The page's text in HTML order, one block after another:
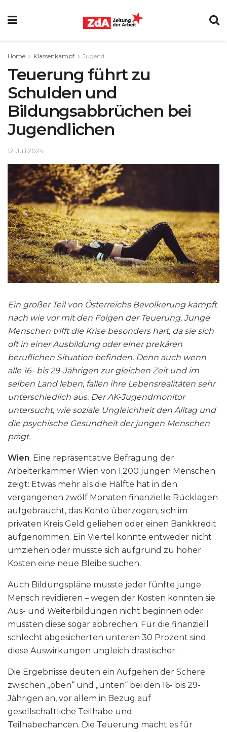
Home Klassenkampf Jugend
Teuerung führt zu
Schulden und
Bildungsabbrüchen bei
Jugendlichen
12. Juli 2024
Ein großer Teil von Österreichs Bevölkerung kämpft
nach wie vor mit den Folgen der Teuerung. Junge
Menschen trifft die Krise besonders hart, da sie sich
oft in einer Ausbildung oder einer prekären
beruflichen Situation befinden. Denn auch wenn
alle 16- bis 29-Jährigen zur gleichen Zeit und im
selben Land leben, fallen ihre Lebensrealitäten sehr
unterschiedlich aus. Der AK-Jugendmonitor
untersucht, wie soziale Ungleichheit den Alltag und
die psychische Gesundheit der jungen Menschen
prägt.
Wien. Eine repräsentative Befragung der
Arbeiterkammer Wien von 1.200 jungen Menschen
zeigt: Etwas mehr als die Hälfte hat in den
vergangenen zwölf Monaten finanzielle Rücklagen
aufgebraucht, das Konto überzogen, sich im
privaten Kreis Geld geliehen oder einen Bankkredit
aufgenommen. Ein Viertel konnte entweder nicht
umziehen oder musste sich aufgrund zu hoher
Kosten eine neue Bleibe suchen.
Auch Bildungspläne musste jeder fünfte junge
Mensch revidieren – wegen der Kosten konnten sie
Aus- und Weiterbildungen nicht beginnen oder
mussten diese sogar abbrechen. Für die finanziell
schlecht abgesicherten unteren 30 Prozent sind
diese Auswirkungen ungleich drastischer.
Die Ergebnisse deuten ein Aufgehen der Schere
zwischen „oben“ und „unten“ bei den 16- bis 29-
Jährigen an, vor allem in Bezug auf
gesellschaftliche Teilhabe und
Teilhabechancen. Die Teuerung macht es für